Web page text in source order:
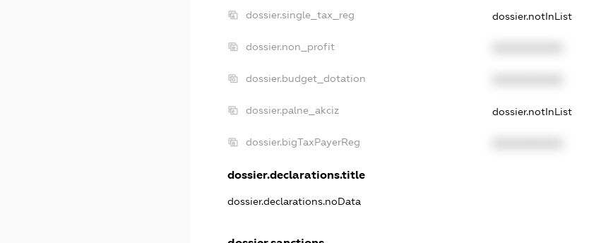
dossier.single_tax_reg dossier.notInList
dossier.non_profit
dossier.budget_dotation
dossier.palne_akciz dossier.notInList
dossier.bigTaxPayerReg
dossier.declarations.title
dossier.declarations.noData